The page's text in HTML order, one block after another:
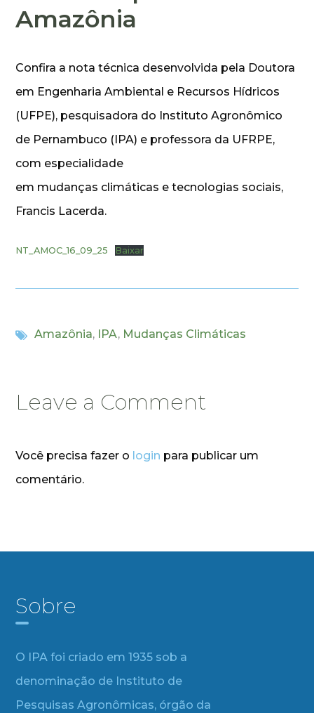
Amazônia
Confira a nota técnica desenvolvida pela Doutora
em Engenharia Ambiental e Recursos Hídricos
(UFPE), pesquisadora do Instituto Agronômico
de Pernambuco (IPA) e professora da UFRPE,
com especialidade
em mudanças climáticas e tecnologias sociais,
Francis Lacerda.
NT_AMOC_16_09_25 Baixar
Amazônia, IPA, Mudanças Climáticas
Leave a Comment
Você precisa fazer o login para publicar um
comentário.
Sobre
O IPA foi criado em 1935 sob a
denominação de Instituto de
Pesquisas Agronômicas, órgão da